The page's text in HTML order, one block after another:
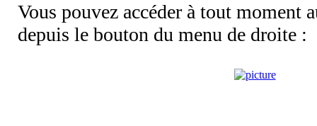
Vous pouvez accéder à tout moment
depuis le bouton du menu de droite :